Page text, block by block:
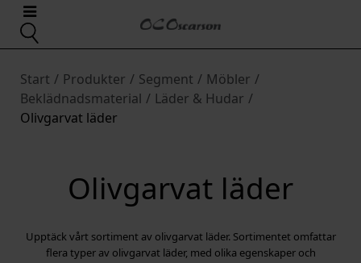
Start / Produkter / Segment / Möbler /
Beklädnadsmaterial / Läder & Hudar /
Olivgarvat läder
Olivgarvat läder
Upptäck vårt sortiment av olivgarvat läder. Sortimentet omfattar
flera typer av olivgarvat läder, med olika egenskaper och